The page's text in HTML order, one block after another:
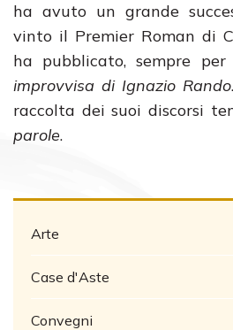
ha avuto un grande
vinto il Premier Roman di
ha pubblicato, sempre per
improvvisa di Ignazio Rando
raccolta dei suoi discorsi
parole.
Arte
Case d'Aste
Convegni